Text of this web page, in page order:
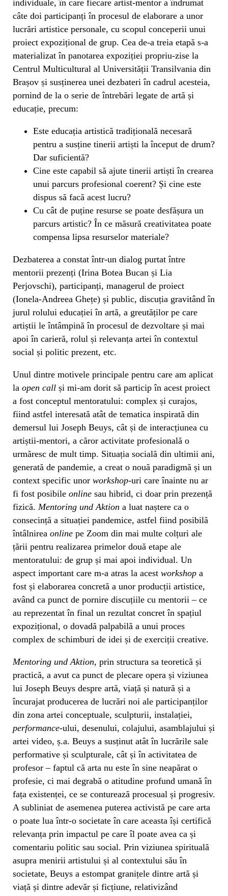
individuale, în care fiecare artist-mentor a îndrumat
câte doi participanți în procesul de elaborare a unor
lucrări artistice personale, cu scopul conceperii unui
proiect expozițional de grup. Cea de-a treia etapă s-a
materializat în panotarea expoziției propriu-zise la
Centrul Multicultural al Universității Transilvania din
Brașov și susținerea unei dezbateri în cadrul acesteia,
pornind de la o serie de întrebări legate de artă și
educație, precum:
Este educația artistică tradițională necesară
pentru a susține tinerii artiști la început de drum?
Dar suficientă?
Cine este capabil să ajute tinerii artiști în crearea
unui parcurs profesional coerent? Și cine este
dispus să facă acest lucru?
Cu cât de puține resurse se poate desfășura un
parcurs artistic? În ce măsură creativitatea poate
compensa lipsa resurselor materiale?
Dezbaterea a constat într-un dialog purtat între
mentorii prezenți (Irina Botea Bucan și Lia
Perjovschi), participanți, managerul de proiect
(Ionela-Andreea Ghețe) și public, discuția gravitând în
jurul rolului educației în artă, a greutăților pe care
artiștii le întâmpină în procesul de dezvoltare și mai
apoi în carieră, rolul și relevanța artei în contextul
social și politic prezent, etc.
Unul dintre motivele principale pentru care am aplicat
la open call și mi-am dorit să particip în acest proiect
a fost conceptul mentoratului: complex și curajos,
fiind astfel interesată atât de tematica inspirată din
demersul lui Joseph Beuys, cât și de interacțiunea cu
artiștii-mentori, a căror activitate profesională o
urmăresc de mult timp. Situația socială din ultimii ani,
generată de pandemie, a creat o nouă paradigmă și un
context specific unor workshop-uri care înainte nu ar
fi fost posibile online sau hibrid, ci doar prin prezență
fizică. Mentoring und Aktion a luat naștere ca o
consecință a situației pandemice, astfel fiind posibilă
întâlnirea online pe Zoom din mai multe colțuri ale
țării pentru realizarea primelor două etape ale
mentoratului: de grup și mai apoi individual. Un
aspect important care m-a atras la acest workshop a
fost și elaborarea concretă a unor producții artistice,
având ca punct de pornire discuțiile cu mentorii – ce
au reprezentat în final un rezultat concret în spațiul
expozițional, o dovadă palpabilă a unui proces
complex de schimburi de idei și de exerciții creative.
Mentoring und Aktion, prin structura sa teoretică și
practică, a avut ca punct de plecare opera și viziunea
lui Joseph Beuys despre artă, viață și natură și a
încurajat producerea de lucrări noi ale participanților
din zona artei conceptuale, sculpturii, instalației,
performance-ului, desenului, colajului, asamblajului și
artei video, ș.a. Beuys a susținut atât în lucrările sale
performative și sculpturale, cât și în activitatea de
profesor – faptul că arta nu este în sine neapărat o
profesie, ci mai degrabă o atitudine profund umană în
fața existenței, ce se conturează procesual și progresiv.
A subliniat de asemenea puterea activistă pe care arta
o poate lua într-o societate în care aceasta își certifică
relevanța prin impactul pe care îl poate avea ca și
comentariu politic sau social. Prin viziunea spirituală
asupra menirii artistului și al contextului său în
societate, Beuys a estompat granițele dintre artă și
viață și dintre adevăr și ficțiune, relativizând